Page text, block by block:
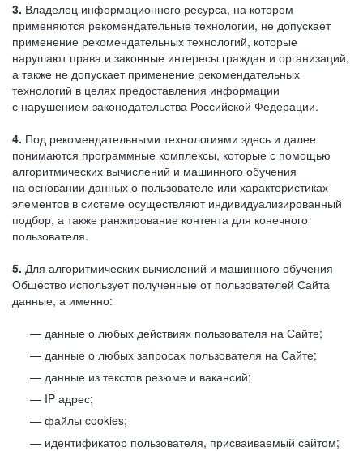
3. Владелец информационного ресурса, на котором
применяются рекомендательные технологии, не допускает
применение рекомендательных технологий, которые
нарушают права и законные интересы граждан и организаций,
а также не допускает применение рекомендательных
технологий в целях предоставления информации
с нарушением законодательства Российской Федерации.
4. Под рекомендательными технологиями здесь и далее
понимаются программные комплексы, которые с помощью
алгоритмических вычислений и машинного обучения
на основании данных о пользователе или характеристиках
элементов в системе осуществляют индивидуализированный
подбор, а также ранжирование контента для конечного
пользователя.
5. Для алгоритмических вычислений и машинного обучения
Общество использует полученные от пользователей Сайта
данные, а именно:
данные о любых действиях пользователя на Сайте;
данные о любых запросах пользователя на Сайте;
данные из текстов резюме и вакансий;
IP адрес;
файлы cookies;
идентификатор пользователя, присваиваемый сайтом;